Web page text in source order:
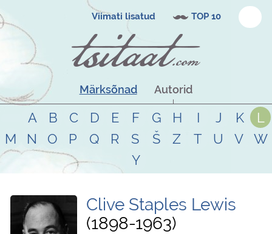
Viimati lisatud TOP 10
Märksõnad Autorid
A B C D E F G H I J K
L
M
N O P Q R S Š Z T U V
W
Y
Clive Staples Lewis
1898-1963